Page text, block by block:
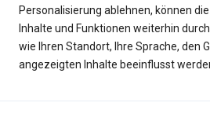
Personalisierung ablehnen, können
Inhalte und Funktionen weiterhin
wie Ihren Standort, Ihre Sprache, den
angezeigten Inhalte beeinflusst